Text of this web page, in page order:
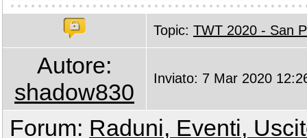
Topic: TWT 2020 - San
Autore:
shadow830
Inviato: 7 Mar 2020
Forum: Raduni, Eventi,